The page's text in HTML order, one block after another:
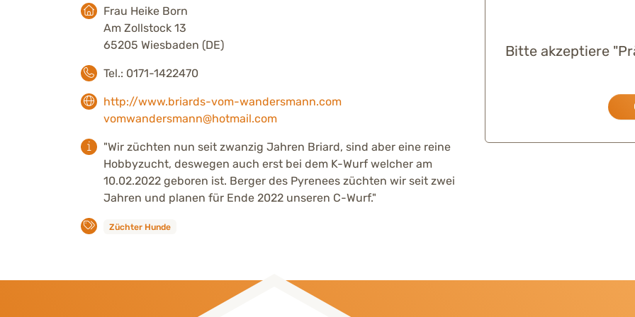
Frau Heike Born
Am Zollstock 13
65205 Wiesbaden (DE)
Tel.: 0171-1422470
http://www.briards-vom-wandersmann.com
vomwandersmann@hotmail.com
"Wir züchten nun seit zwanzig Jahren Briard, sind aber eine reine
Hobbyzucht, deswegen auch erst bei dem K-Wurf welcher am
10.02.2022 geboren ist. Berger des Pyrenees züchten wir seit zwei
Jahren und planen für Ende 2022 unseren C-Wurf."
Züchter Hunde
Bitte akzeptiere